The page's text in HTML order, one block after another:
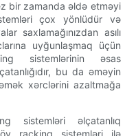
bir zamanda əldə etməyi
çox yönlüdür və
saxlamağınızdan asılı
uyğunlaşmaq üçün
sistemlərinin əsas
bu da əməyin
xərclərini azaltmağa
sistemləri əlçatanlıq